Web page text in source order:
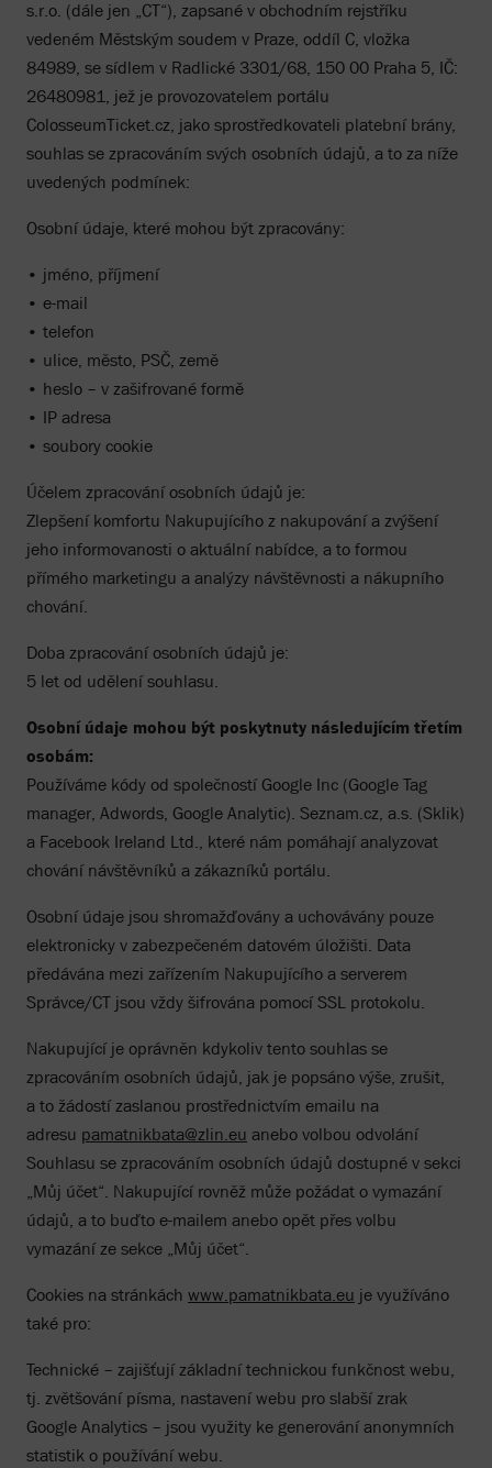
s.r.o. (dále jen „CT“), zapsané v obchodním rejstříku
vedeném Městským soudem v Praze, oddíl C, vložka
84989, se sídlem v Radlické 3301/68, 150 00 Praha 5, IČ:
26480981, jež je provozovatelem portálu
ColosseumTicket.cz, jako sprostředkovateli platební brány,
souhlas se zpracováním svých osobních údajů, a to za níže
uvedených podmínek:
Osobní údaje, které mohou být zpracovány:
• jméno, příjmení
• e-mail
• telefon
• ulice, město, PSČ, země
• heslo – v zašifrované formě
• IP adresa
• soubory cookie
Účelem zpracování osobních údajů je:
Zlepšení komfortu Nakupujícího z nakupování a zvýšení
jeho informovanosti o aktuální nabídce, a to formou
přímého marketingu a analýzy návštěvnosti a nákupního
chování.
Doba zpracování osobních údajů je:
5 let od udělení souhlasu.
Osobní údaje mohou být poskytnuty následujícím třetím
osobám:
Používáme kódy od společností Google Inc (Google Tag
manager, Adwords, Google Analytic). Seznam.cz, a.s. (Sklik)
a Facebook Ireland Ltd., které nám pomáhají analyzovat
chování návštěvníků a zákazníků portálu.
Osobní údaje jsou shromažďovány a uchovávány pouze
elektronicky v zabezpečeném datovém úložišti. Data
předávána mezi zařízením Nakupujícího a serverem
Správce/CT jsou vždy šifrována pomocí SSL protokolu.
Nakupující je oprávněn kdykoliv tento souhlas se
zpracováním osobních údajů, jak je popsáno výše, zrušit,
a to žádostí zaslanou prostřednictvím emailu na
adresu pamatnikbata@zlin.eu anebo volbou odvolání
Souhlasu se zpracováním osobních údajů dostupné v sekci
„Můj účet“. Nakupující rovněž může požádat o vymazání
údajů, a to buďto e-mailem anebo opět přes volbu
vymazání ze sekce „Můj účet“.
Cookies na stránkách www.pamatnikbata.eu je využíváno
také pro:
Technické – zajišťují základní technickou funkčnost webu,
tj. zvětšování písma, nastavení webu pro slabší zrak
Google Analytics – jsou využity ke generování anonymních
statistik o používání webu.